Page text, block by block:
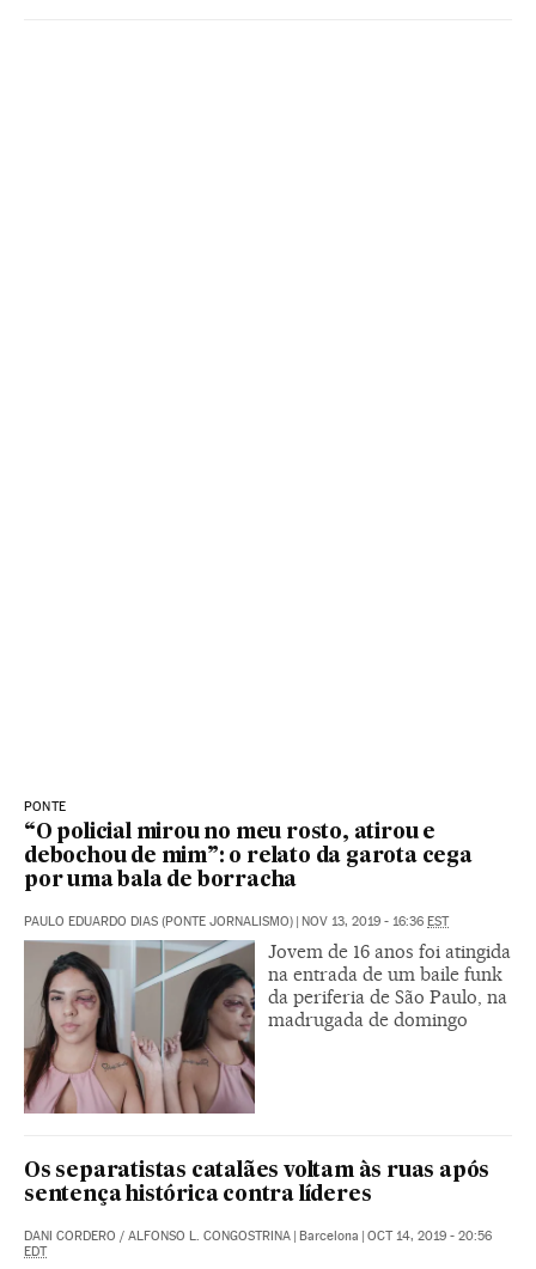
PONTE
“O policial mirou no meu rosto, atirou e
debochou de mim”: o relato da garota cega
por uma bala de borracha
PAULO EDUARDO DIAS (PONTE JORNALISMO) NOV 13, 2019 - 16:36 EST
Jovem de 16 anos foi atingida
na entrada de um baile funk
da periferia de São Paulo, na
madrugada de domingo
Os separatistas catalães voltam às ruas após
sentença histórica contra líderes
DANI CORDERO / ALFONSO L. CONGOSTRINA Barcelona
OCT 14, 2019 - 20:56
EDT